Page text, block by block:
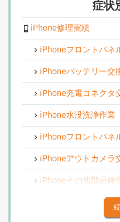
症状
iPhone修理実績
iPhoneフロントパネ
iPhoneバッテリー交
iPhone充電コネクタ
iPhone水没洗浄作業
iPhoneフロントパネ
iPhoneアウトカメラ
iPhoneその他部品修
iPhoneアウトカメラ